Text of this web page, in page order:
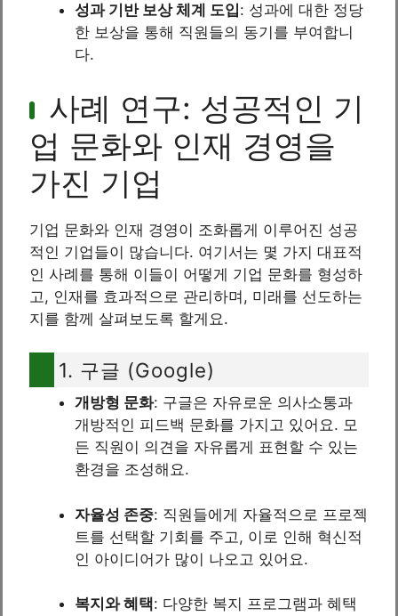
성과 기반 보상 체계 도입: 성과에 대한 정당
한 보상을 통해 직원들의 동기를 부여합니
다.
사례 연구: 성공적인 기
업 문화와 인재 경영을
가진 기업
기업 문화와 인재 경영이 조화롭게 이루어진 성공
적인 기업들이 많습니다. 여기서는 몇 가지 대표적
인 사례를 통해 이들이 어떻게 기업 문화를 형성하
고, 인재를 효과적으로 관리하며, 미래를 선도하는
지를 함께 살펴보도록 할게요.
1. 구글 (Google)
개방형 문화: 구글은 자유로운 의사소통과
개방적인 피드백 문화를 가지고 있어요. 모
든 직원이 의견을 자유롭게 표현할 수 있는
환경을 조성해요.
자율성 존중: 직원들에게 자율적으로 프로젝
트를 선택할 기회를 주고, 이로 인해 혁신적
인 아이디어가 많이 나오고 있어요.
복지와 혜택: 다양한 복지 프로그램과 혜택